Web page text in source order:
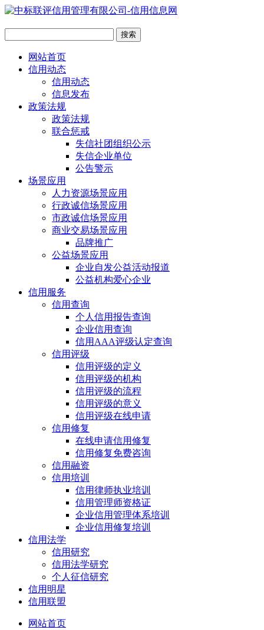
网站首页
信用动态
信用动态
信息发布
政策法规
政策法规
联合惩戒
失信社团组织公示
失信企业单位
公告警示
场景应用
人力资源场景应用
行政诚信场景应用
市政诚信场景应用
商业交易场景应用
品牌推广
公益场景应用
企业自发公益活动报道
公益机构爱心企业
信用服务
信用查询
个人信用报告查询
企业信用查询
信用AAA评级认定查询
信用评级
信用评级的定义
信用评级的机构
信用评级的流程
信用评级的意义
信用评级在线申请
信用修复
在线申请信用修复
信用修复免费咨询
信用融资
信用培训
信用律师执业培训
信用管理师资格证
企业信用管理体系培训
企业信用修复培训
信用法学
信用研究
信用法学研究
个人征信研究
信用明星
信用联盟
网站首页